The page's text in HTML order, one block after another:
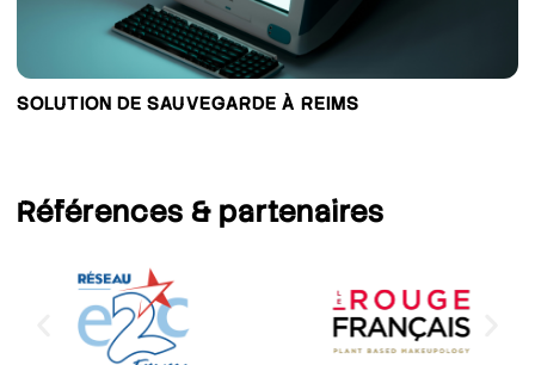
SOLUTION DE SAUVEGARDE À REIMS
Références& partenaires